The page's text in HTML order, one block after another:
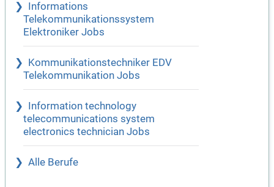
Informations
Telekommunikationssystem
Elektroniker Jobs
Kommunikationstechniker EDV
Telekommunikation Jobs
Information technology
telecommunications system
electronics technician Jobs
Alle Berufe